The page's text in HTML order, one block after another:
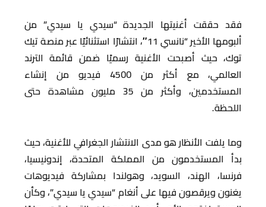
فقد حققت أغنيتها الجديدة “سيدي يا سيدي” من
ألبومها الأخير “نانسي 11″، انتشارًا استثنائيًا عبر منصة تيك
توك، حيث أصبحت الأغنية رسميًا ضمن قائمة الترند
العالمي، مع أكثر من 4500 فيديو من إنشاء
المستخدمين، وأكثر من 35 مليون مشاهدة حتى
اللحظة.
وما يلفت الأنظار هو مدى الانتشار الجغرافي للأغنية، حيث
بدأ المستخدمون من المملكة المتحدة، إندونيسيا،
فرنسا، الهند، السويد، وهولندا بمشاركة فيديوهات
يغنون ويرقصون فيها على أنغام “سيدي يا سيدي”، وكأن